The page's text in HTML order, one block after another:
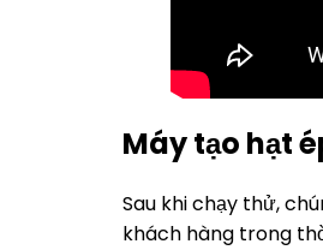
Máy tạo hạt
Sau khi chạy thử,
khách hàng trong